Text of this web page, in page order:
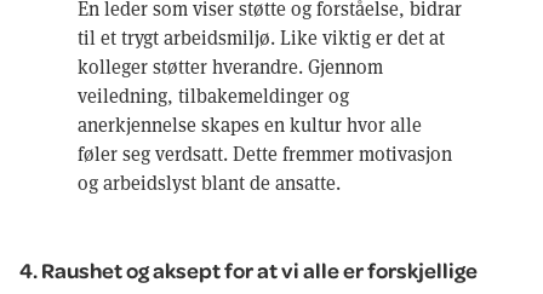
En leder som viser støtte og forståelse, bidrar
til et trygt arbeidsmiljø. Like viktig er det at
kolleger støtter hverandre. Gjennom
veiledning, tilbakemeldinger og
anerkjennelse skapes en kultur hvor alle
føler seg verdsatt. Dette fremmer motivasjon
og arbeidslyst blant de ansatte.
4. Raushet og aksept for at vi alle er forskjellige